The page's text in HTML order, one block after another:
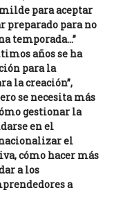
para aceptar
preparado para no
temporada…”
años se ha
para la
la creación”,
se necesita más
gestionar la
en el
el
cómo hacer más
a los
a